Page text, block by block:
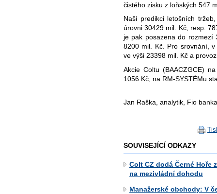
čistého zisku z loňských 547
Naši predikci letošních
úrovni 30429 mil. Kč, resp.
je pak posazena do
8200 mil. Kč. Pro srovnání,
ve výši 23398 mil. Kč a
Akcie Coltu (BAACZGCE)
1056 Kč, na RM-SYSTÉMu
Jan Raška, analytik, Fio
SOUVISEJÍCÍ ODKAZY
Colt CZ dodá Černé Hoře
na mezivládní dohodu
Manažerské obchody: V